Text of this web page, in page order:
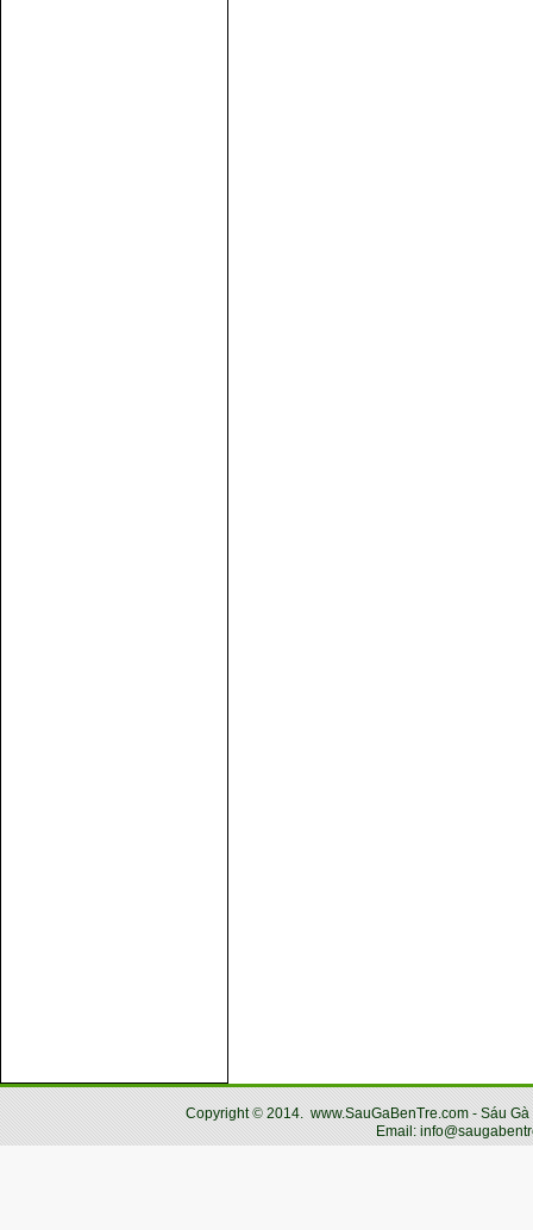
Copyright© 2014. www.SauGaBenTre.com - Sáu
Email: